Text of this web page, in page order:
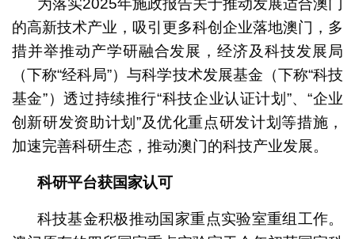
的高新技术产业，吸引更多科创企业落地澳门，多
措并举推动产学研融合发展，经济及科技发展局
（下称“经科局”）与科学技术发展基金（下称“科技
基金”）透过持续推行“科技企业认证计划”、“企业
创新研发资助计划”及优化重点研发计划等措施，
加速完善科研生态，推动澳门的科技产业发展。
科研平台获国家认可
科技基金积极推动国家重点实验室重组工作。